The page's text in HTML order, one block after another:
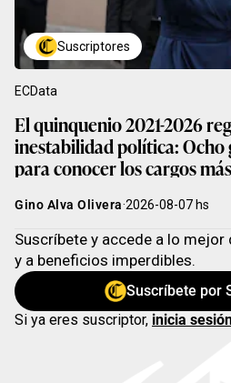
Suscríbete y accede a lo
y a beneficios imperdibles.
Suscríbete por
Si ya eres suscriptor, inicia
Suscriptores
ECData
El quinquenio 2021-2026
inestabilidad política:
para conocer los cargos
Gino Alva Olivera·2026-08-07hs